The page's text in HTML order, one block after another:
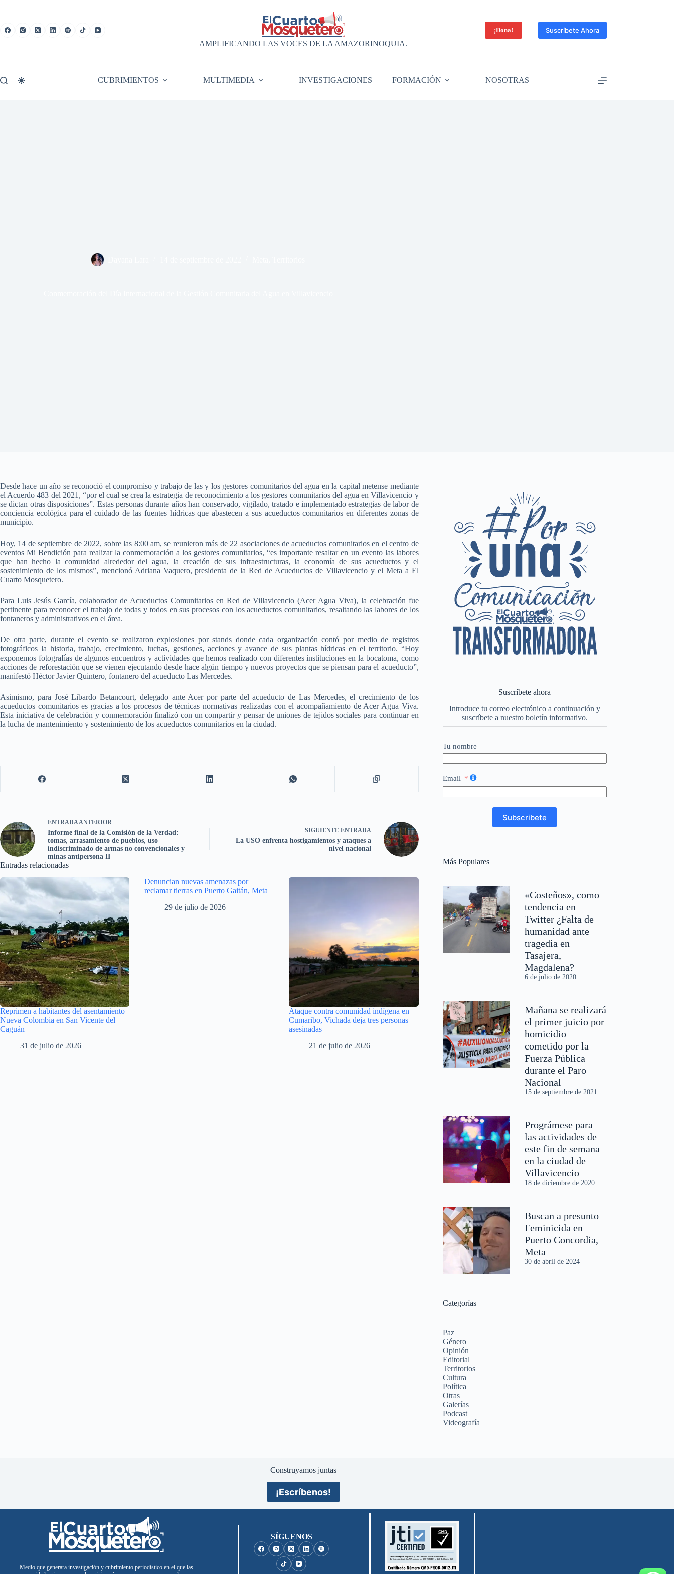
AMPLIFICANDO LAS VOCES DE LA AMAZORINOQUIA.
¡Dona! Suscríbete Ahora
CUBRIMIENTOS MULTIMEDIA INVESTIGACIONES FORMACIÓN NOSOTRAS
Desde hace un año se reconoció el compromiso y trabajo de las y los gestores comunitarios del agua en la capital metense mediante
el Acuerdo 483 del 2021, “por el cual se crea la estrategia de reconocimiento a los gestores comunitarios del agua en Villavicencio y
se dictan otras disposiciones”. Estas personas durante años han conservado, vigilado, tratado e implementado estrategias de labor de
conciencia ecológica para el cuidado de las fuentes hídricas que abastecen a sus acueductos comunitarios en diferentes zonas de
municipio.
Hoy, 14 de septiembre de 2022, sobre las 8:00 am, se reunieron más de 22 asociaciones de acueductos comunitarios en el centro de
eventos Mi Bendición para realizar la conmemoración a los gestores comunitarios, “es importante resaltar en un evento las labores
que han hecho la comunidad alrededor del agua, la creación de sus infraestructuras, la economía de sus acueductos y el
sostenimiento de los mismos”, mencionó Adriana Vaquero, presidenta de la Red de Acueductos de Villavicencio y el Meta a El
Cuarto Mosquetero.
Para Luis Jesús García, colaborador de Acueductos Comunitarios en Red de Villavicencio (Acer Agua Viva), la celebración fue
pertinente para reconocer el trabajo de todas y todos en sus procesos con los acueductos comunitarios, resaltando las labores de los
fontaneros y administrativos en el área.
De otra parte, durante el evento se realizaron explosiones por stands donde cada organización contó por medio de registros
fotográficos la historia, trabajo, crecimiento, luchas, gestiones, acciones y avance de sus plantas hídricas en el territorio. “Hoy
exponemos fotografías de algunos encuentros y actividades que hemos realizado con diferentes instituciones en la bocatoma, como
acciones de reforestación que se vienen ejecutando desde hace algún tiempo y nuevos proyectos que se piensan para el acueducto”,
manifestó Héctor Javier Quintero, fontanero del acueducto Las Mercedes.
Asimismo, para José Libardo Betancourt, delegado ante Acer por parte del acueducto de Las Mercedes, el crecimiento de los
acueductos comunitarios es gracias a los procesos de técnicas normativas realizadas con el acompañamiento de Acer Agua Viva.
Esta iniciativa de celebración y conmemoración finalizó con un compartir y pensar de uniones de tejidos sociales para continuar en
la lucha de mantenimiento y sostenimiento de los acueductos comunitarios en la ciudad.
ENTRADAANTERIOR
Informe final de la Comisión de la Verdad:
tomas, arrasamiento de pueblos, uso
indiscriminado de armas no convencionales y
minas antipersona II
SIGUIENTE ENTRADA
La USO enfrenta hostigamientos y ataques a
nivel nacional
Entradas relacionadas
Reprimen a habitantes del asentamiento
Nueva Colombia en San Vicente del
Caguán
31 de julio de 2026
Denuncian nuevas amenazas por
reclamar tierras en Puerto Gaitán, Meta
29 de julio de 2026
Ataque contra comunidad indígena en
Cumaribo, Vichada deja tres personas
asesinadas
21 de julio de 2026
Suscríbete ahora
Introduce tu correo electrónico a continuación y
suscríbete a nuestro boletín informativo.
Tu nombre
Email
Subscribete
Más Populares
«Costeños», como
tendencia en
Twitter ¿Falta de
humanidad ante
tragedia en
Tasajera,
Magdalena?
6 de julio de 2020
Mañana se realizará
el primer juicio por
homicidio
cometido por la
Fuerza Pública
durante el Paro
Nacional
15 de septiembre de 2021
Prográmese para
las actividades de
este fin de semana
en la ciudad de
Villavicencio
18 de diciembre de 2020
Buscan a presunto
Feminicida en
Puerto Concordia,
Meta
30 de abril de 2024
Categorías
Paz
Género
Opinión
Editorial
Territorios
Cultura
Política
Otras
Galerías
Podcast
Videografía
Construyamos juntas
¡Escríbenos!
Medio que generara investigación y cubrimiento periodístico en el que las
SÍGUENOS